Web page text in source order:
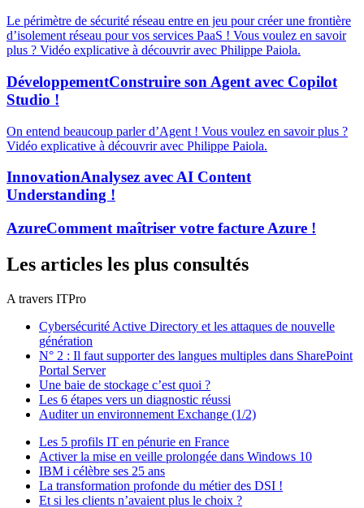
Le périmètre de sécurité réseau entre en jeu pour créer une frontière
d’isolement réseau pour vos services PaaS ! Vous voulez en savoir
plus ? Vidéo explicative à découvrir avec Philippe Paiola.
DéveloppementConstruire son Agent avec Copilot
Studio !
On entend beaucoup parler d’Agent ! Vous voulez en savoir plus ?
Vidéo explicative à découvrir avec Philippe Paiola.
InnovationAnalysez avec AI Content
Understanding !
AzureComment maîtriser votre facture Azure !
Les articles les plus consultés
A travers ITPro
Cybersécurité Active Directory et les attaques de nouvelle
génération
N° 2 : Il faut supporter des langues multiples dans SharePoint
Portal Server
Une baie de stockage c’est quoi ?
Les 6 étapes vers un diagnostic réussi
Auditer un environnement Exchange (1/2)
Les 5 profils IT en pénurie en France
Activer la mise en veille prolongée dans Windows 10
IBM i célèbre ses 25 ans
La transformation profonde du métier des DSI !
Et si les clients n’avaient plus le choix ?